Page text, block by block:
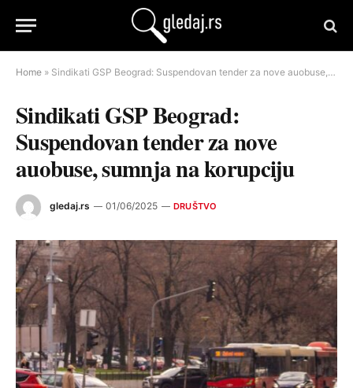
Home » Sindikati GSP Beograd: Suspendovan tender za nove auobuse, sumnja na korupciju
Sindikati GSP Beograd:
Suspendovan tender za nove
auobuse, sumnja na korupciju
gledaj.rs 01/06/2025 DRUŠTVO